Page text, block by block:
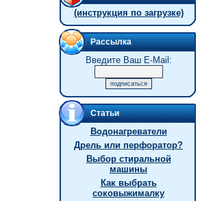
(инструкция по загрузке)
Рассылка
Введите Ваш E-Mail:
Статьи
Водонагреватели
Дрель или перфоратор?
Выбор стиральной
машины
Как выбрать
соковыжималку